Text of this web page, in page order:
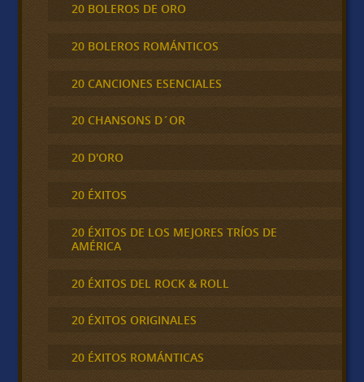
20 BOLEROS DE ORO
20 BOLEROS ROMÁNTICOS
20 CANCIONES ESENCIALES
20 CHANSONS D´OR
20 D'ORO
20 ÉXITOS
20 ÉXITOS DE LOS MEJORES TRÍOS DE
AMÉRICA
20 ÉXITOS DEL ROCK & ROLL
20 ÉXITOS ORIGINALES
20 ÉXITOS ROMÁNTICAS